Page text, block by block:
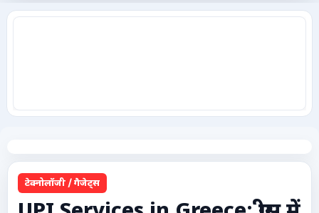
ट्रेंडिंग
टेक्नोलॉजी / गैजेट्स
लाइफस्टाइल
टेक्नोलॉजी / गैजेट्स